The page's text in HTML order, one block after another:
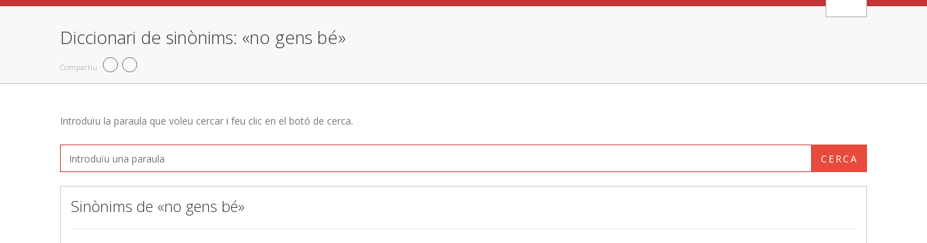
Diccionari de sinònims: «no gens bé»
Compartiu
Introduïu la paraula que voleu cercar i feu clic en el botó de cerca.
CERCA
Sinònims de «no gens bé»